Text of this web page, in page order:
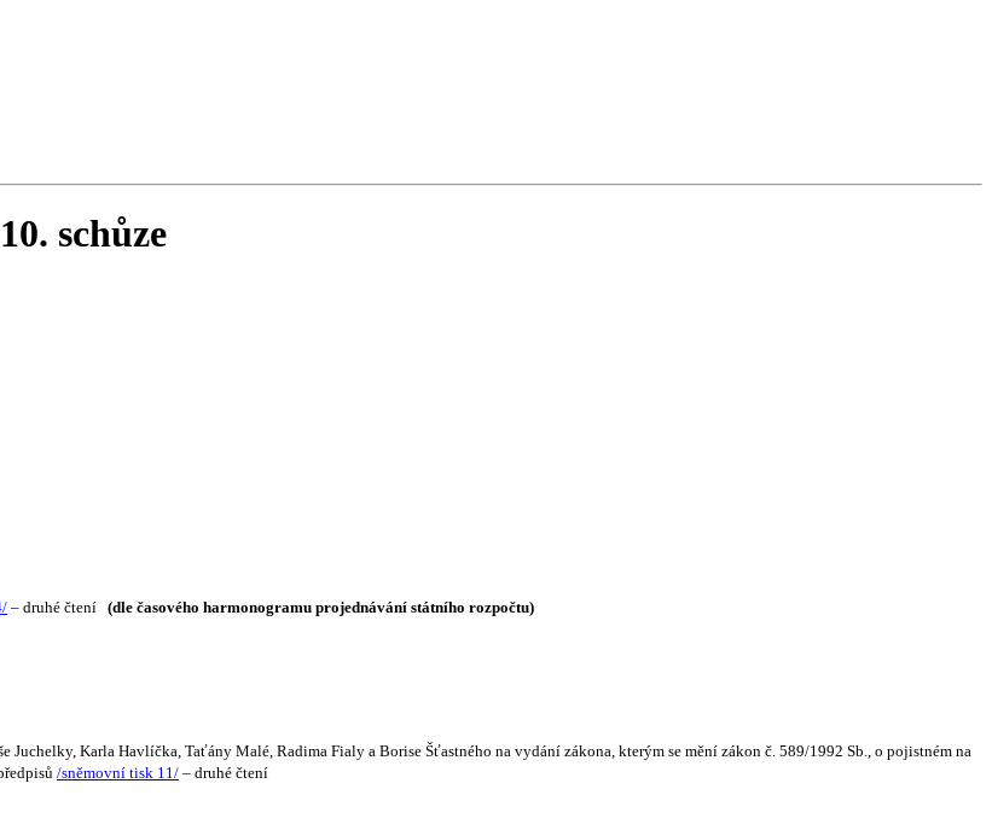
schůze
– druhé čtení (dle časového harmonogramu projednávání státního rozpočtu)
Karla Havlíčka, Taťány Malé, Radima Fialy a Borise Šťastného na vydání zákona, kterým se mění zákon č. 589/1992 Sb., o pojistném na
/sněmovní tisk 11/ – druhé čtení